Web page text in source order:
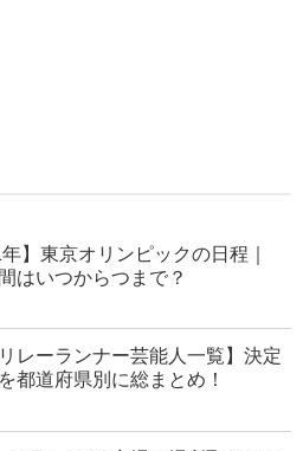
年】東京オリンピックの日程｜
はいつからつまで？
リレーランナー芸能人一覧】決定
都道府県別に総まとめ！